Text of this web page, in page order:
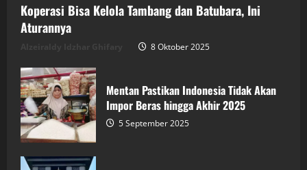
Koperasi Bisa Kelola Tambang dan Batubara, Ini
Aturannya
8 Oktober 2025
Mentan Pastikan Indonesia Tidak Akan
Impor Beras hingga Akhir 2025
5 September 2025